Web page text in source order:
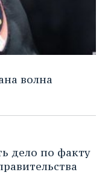
волна
дело по факту